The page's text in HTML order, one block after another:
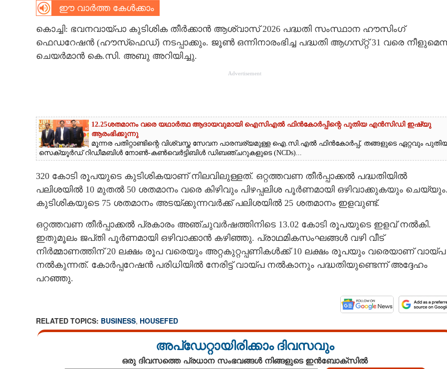
CARTOONS
LITERATURE
ഈ വാർത്ത കേൾക്കാം
കൊച്ചി: ഭവനവായ്‌പാ കുടിശിക തീർക്കാൻ ആശ്വാസ് 2026 പദ്ധതി സംസ്ഥാന ഹൗസിംഗ്
ഫെഡറേഷൻ (ഹൗസ്‌ഫെഡ്) നടപ്പാക്കും. ജൂൺ ഒന്നിനാരംഭിച്ച പദ്ധതി ആഗസ്‌റ്റ് 31 വരെ
ചെയർമാൻ കെ.സി. അബു അറിയിച്ചു.
Advertisement
12.25ശതമാനം വരെ യഥാർത്ഥ ആദായവുമായി ഐസിഎൽ ഫിൻകോർപ്പിന്റെ പുതിയ എൻസിഡി ഇഷ്യു
ആരംഭിക്കുന്നു
മൂന്നര പതിറ്റാണ്ടിന്റെ വിശ്വസ്ത സേവന പാരമ്പര്യമുള്ള ഐ.സി.എൽ ഫിൻകോർപ്പ്, തങ്ങളുടെ ഏറ്റവും
സെക്യൂർഡ് റിഡീമബിൾ നോൺ-കൺവെർട്ടിബിൾ ഡിബഞ്ചറുകളുടെ (NCDs)...
320 കോടി രൂപയുടെ കുടിശികയാണ് നിലവിലുള്ളത്. ഒറ്റത്തവണ തീർപ്പാക്കൽ പദ്ധതിയിൽ
പലിശയിൽ 10 മുതൽ 50 ശതമാനം വരെ കിഴിവും പിഴപ്പലിശ പൂർണമായി ഒഴിവാക്കുകയും ചെയ്യും.
കുടിശികയുടെ 75 ശതമാനം അടയ്‌ക്കുന്നവർക്ക് പലിശയിൽ 25 ശതമാനം ഇളവുണ്ട്.
ഒറ്റത്തവണ തീർപ്പാക്കൽ പ്രകാരം അഞ്ചുവർഷത്തിനിടെ 13.02 കോടി രൂപയുടെ ഇളവ് നൽകി.
ഇതുമൂലം ജപ്‌തി പൂർണമായി ഒഴിവാക്കാൻ കഴിഞ്ഞു. പ്രാഥമികസംഘങ്ങൾ വഴി വീട്
നിർമ്മാണത്തിന് 20 ലക്ഷം രൂപ വരെയും അറ്റകുറ്റപ്പണികൾക്ക് 10 ലക്ഷം രൂപയും വരെയാണ് വായ്‌പ
നൽകുന്നത്. കോർപ്പറേഷൻ പരിധിയിൽ നേരിട്ട് വായ്‌പ നൽകാനും പദ്ധതിയുണ്ടെന്ന് അദ്ദേഹം
പറഞ്ഞു.
RELATED TOPICS: BUSINESS, HOUSEFED
അപ്ഡേറ്റായിരിക്കാം ദിവസവും
ഒരു ദിവസത്തെ പ്രധാന സംഭവങ്ങൾ നിങ്ങളുടെ ഇൻബോക്സിൽ